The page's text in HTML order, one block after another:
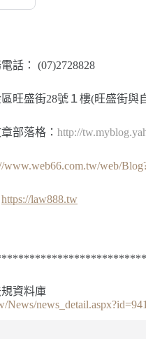
話： (07)2728828
旺盛街28號１樓(旺盛街與
部落格： http://
www.web66.com.tw/web/
https://law888.tw
資料庫
News/